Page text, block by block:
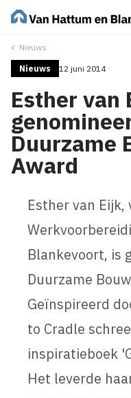
Nieuws
Nieuws 12 juni 2014
Esther van
Duurzame
Award
Esther van
Blankevoort, is
Duurzame
Geïnspireerd
to Cradle
inspiratieboek
Het leverde